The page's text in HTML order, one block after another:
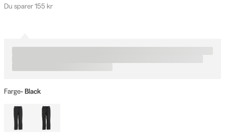
Du sparer 155 kr
Farge- Black